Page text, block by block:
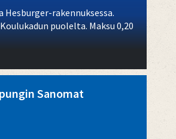
rakennuksessa.
puolelta. Maksu 0,20
Sanomat